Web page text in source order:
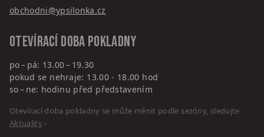
obchodni@ypsilonka.cz
Otevírací doba pokladny
po – pá: 13.00 – 19.30
pokud se nehraje: 13.00 - 18.00 hod
so – ne: hodinu před představením
Otevírací doba pokladny se může měnit podle sezóny, sledujte
Aktuality›